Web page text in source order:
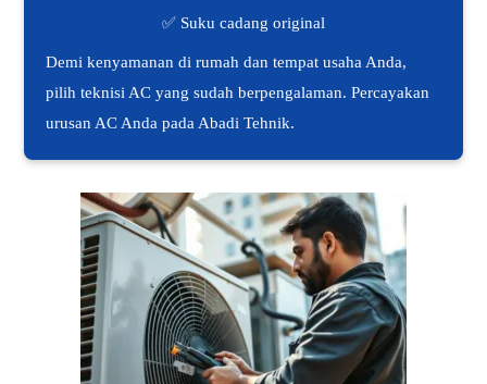
✅ Suku cadang original
Demi kenyamanan di rumah dan tempat usaha Anda,
pilih teknisi AC yang sudah berpengalaman. Percayakan
urusan AC Anda pada Abadi Tehnik.